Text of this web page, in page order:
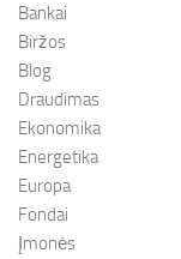
Bankai
Biržos
Blog
Draudimas
Ekonomika
Energetika
Europa
Fondai
Įmonės